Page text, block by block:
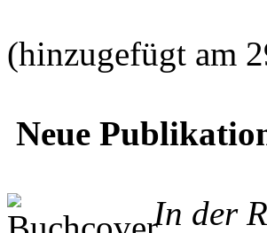
(hinzugefügt am
Neue
In der